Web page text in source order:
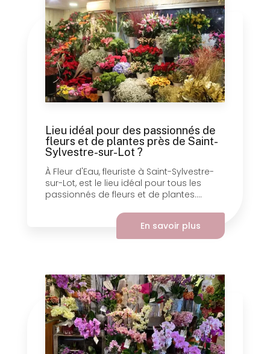
Lieu idéal pour des passionnés de
fleurs et de plantes près de Saint-
Sylvestre-sur-Lot ?
À Fleur d'Eau, fleuriste à Saint-Sylvestre-
sur-Lot, est le lieu idéal pour tous les
passionnés de fleurs et de plantes....
En savoir plus